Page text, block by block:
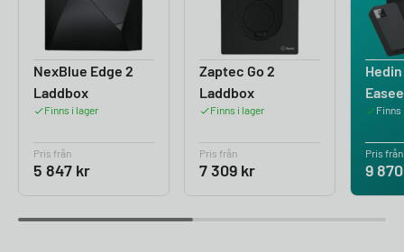
NexBlue Edge 2
Laddbox
Finns i lager
Pris från
5 847 kr
Zaptec Go 2
Laddbox
Finns i lager
Pris från
7 309 kr
Finns
Pris från
9